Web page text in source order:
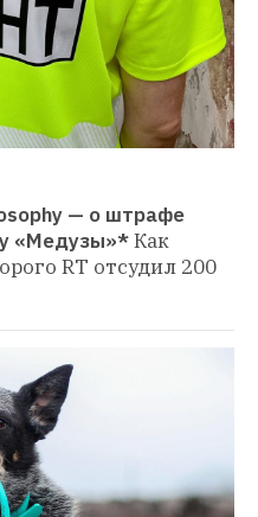
— о штрафе
«Медузы»*Как
RT отсудил 200